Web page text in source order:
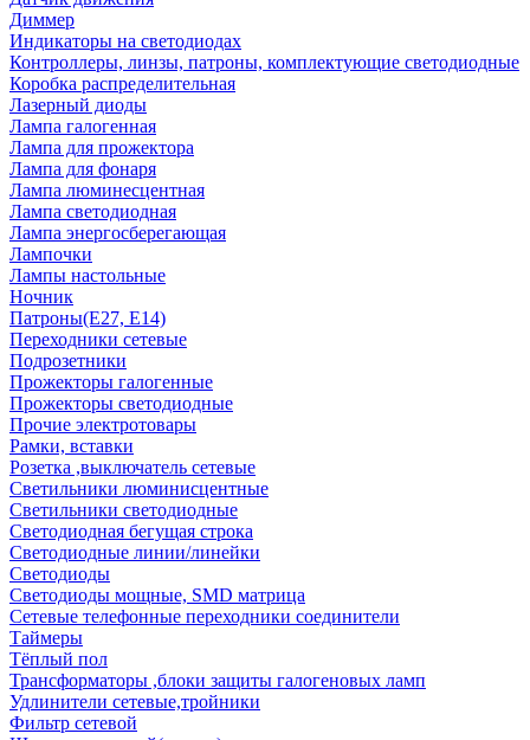
Диммер
Индикаторы на светодиодах
Контроллеры, линзы, патроны, комплектующие светодиодные
Коробка распределительная
Лазерный диоды
Лампа галогенная
Лампа для прожектора
Лампа для фонаря
Лампа люминесцентная
Лампа светодиодная
Лампа энергосберегающая
Лампочки
Лампы настольные
Ночник
Патроны(Е27, Е14)
Переходники сетевые
Подрозетники
Прожекторы галогенные
Прожекторы светодиодные
Прочие электротовары
Рамки, вставки
Розетка ,выключатель сетевые
Светильники люминисцентные
Светильники светодиодные
Светодиодная бегущая строка
Светодиодные линии/линейки
Светодиоды
Светодиоды мощные, SMD матрица
Сетевые телефонные переходники соединители
Таймеры
Тёплый пол
Трансформаторы ,блоки защиты галогеновых ламп
Удлинители сетевые,тройники
Фильтр сетевой